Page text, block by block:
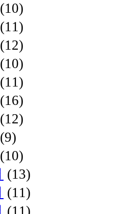
(10)
(11)
(12)
(10)
(11)
(16)
(12)
(9)
(10)
(13)
(11)